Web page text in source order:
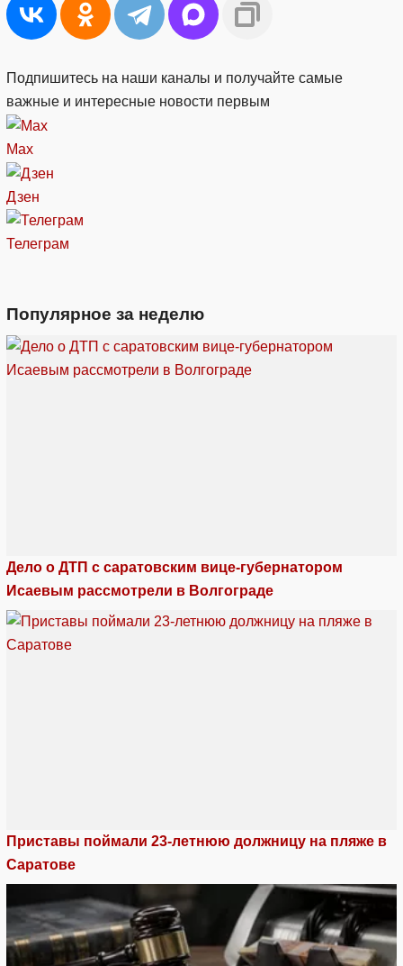
Подпишитесь на наши каналы и получайте самые
важные и интересные новости первым
Max
Дзен
Телеграм
Популярное за неделю
Дело о ДТП с саратовским вице-губернатором
Исаевым рассмотрели в Волгограде
Приставы поймали 23-летнюю должницу на пляже в
Саратове